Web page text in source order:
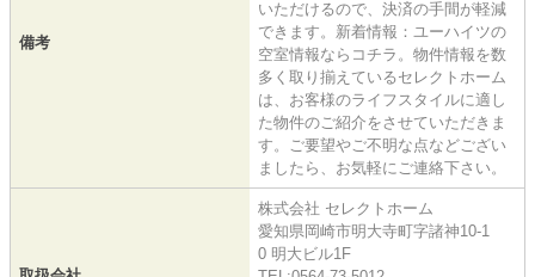
備考
いただけるので、決済の手間が軽減
できます。新着情報：ユーハイツの
空室情報ならコチラ。物件情報を数
多く取り揃えているセレクトホーム
は、お客様のライフスタイルに適し
た物件のご紹介をさせていただきま
す。ご要望やご不明な点などござい
ましたら、お気軽にご連絡下さい。
株式会社 セレクトホーム
愛知県岡崎市明大寺町字諸神10-1
0 明大ビル1F